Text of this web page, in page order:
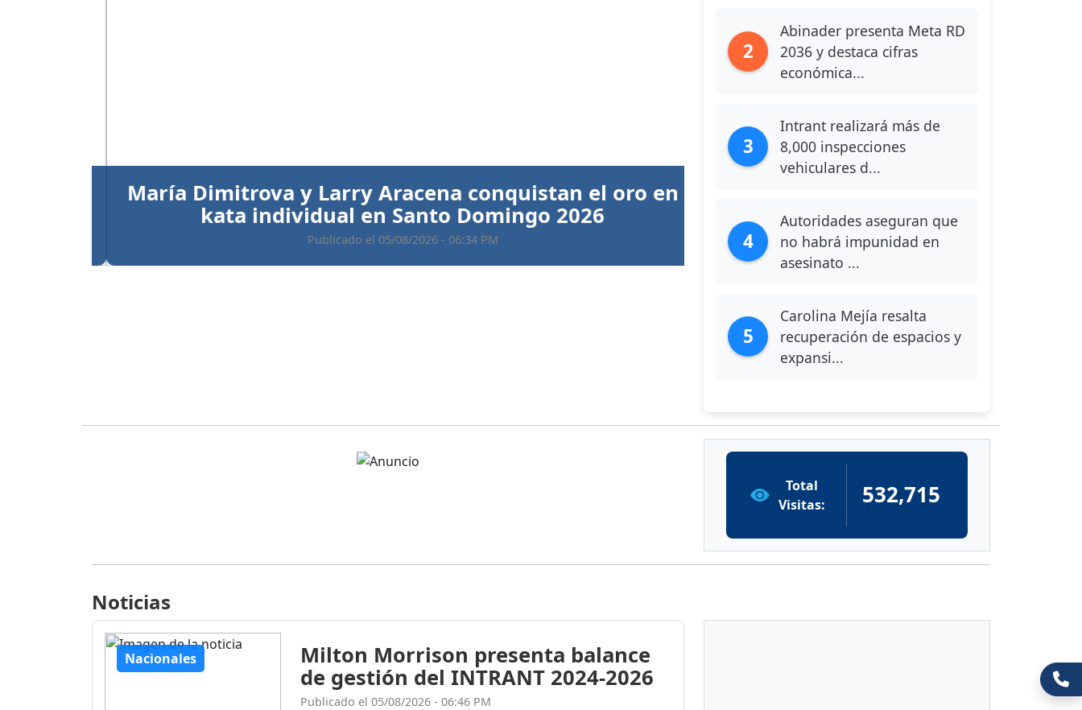
María Dimitrova y Larry Aracena conquistan el oro en
kata individual en Santo Domingo 2026
Publicado el 05/08/2026 - 06:34 PM
2
Abinader presenta Meta RD
2036 y destaca cifras
económica...
3
Intrant realizará más de
8,000 inspecciones
vehiculares d...
4
Autoridades aseguran que
no habrá impunidad en
asesinato ...
5
Carolina Mejía resalta
recuperación de espacios y
expansi...
Total
Visitas:
532,715
Noticias
Nacionales
Milton Morrison presenta balance
de gestión del INTRANT 2024-2026
Publicado el 05/08/2026 - 06:46 PM